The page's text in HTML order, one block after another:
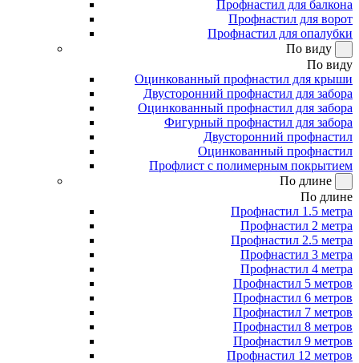
Профнастил для балкона
Профнастил для ворот
Профнастил для опалубки
По виду
По виду
Оцинкованный профнастил для крыши
Двусторонний профнастил для забора
Оцинкованный профнастил для забора
Фигурный профнастил для забора
Двусторонний профнастил
Оцинкованный профнастил
Профлист с полимерным покрытием
По длине
По длине
Профнастил 1.5 метра
Профнастил 2 метра
Профнастил 2.5 метра
Профнастил 3 метра
Профнастил 4 метра
Профнастил 5 метров
Профнастил 6 метров
Профнастил 7 метров
Профнастил 8 метров
Профнастил 9 метров
Профнастил 12 метров